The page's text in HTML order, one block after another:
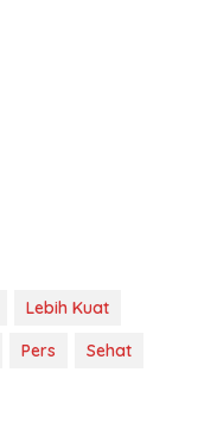
Lebih Kuat
Pers
Sehat